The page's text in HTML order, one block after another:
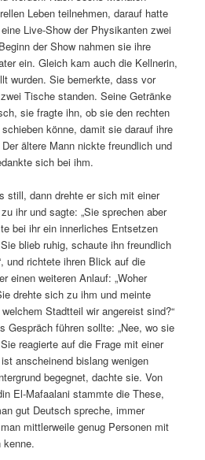
Leben teilnehmen, darauf hatte
Live-Show der Physikanten zwei
der Show nahmen sie ihre
ein. Gleich kam auch die Kellnerin,
wurden. Sie bemerkte, dass vor
Tische standen. Seine Getränke
sie fragte ihn, ob sie den rechten
könne, damit sie darauf ihre
ältere Mann nickte freundlich und
sich bei ihm.
still, dann drehte er sich mit einer
ihr und sagte: „Sie sprechen aber
bei ihr ein innerliches Entsetzen
blieb ruhig, schaute ihn freundlich
und richtete ihren Blick auf die
einen weiteren Anlauf: „Woher
drehte sich zu ihm und meinte
Stadtteil wir angereist sind?“
Gespräch führen sollte: „Nee, wo sie
reagierte auf die Frage mit einer
anscheinend bislang wenigen
begegnet, dachte sie. Von
El-Mafaalani stammte die These,
gut Deutsch spreche, immer
mittlerweile genug Personen mit
kenne.